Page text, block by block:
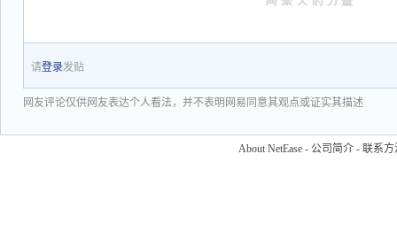
请登录发贴
网友评论仅供网友表达个人看法，并不表明网易同意其观点或证实其描述
About NetEase - 公司简介 - 联系方